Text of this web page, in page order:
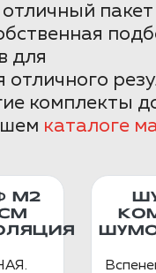
пакет
для
отличного
комплекты
каталоге
М2